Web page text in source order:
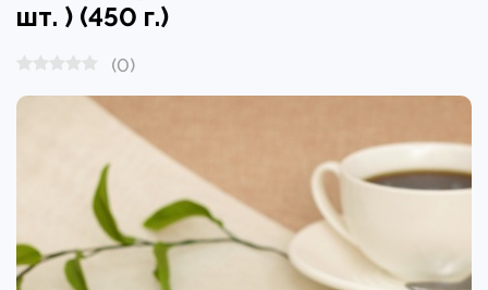
шт. ) (450 г.)
(0)